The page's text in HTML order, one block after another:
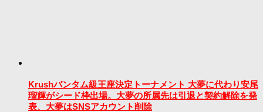
Krushバンタム級王座決定トーナメント 大夢に代わり安尾
瑠輝がシード枠出場。大夢の所属先は引退と契約解除を発
表、大夢はSNSアカウント削除